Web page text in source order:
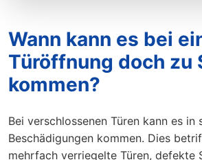
Wann kann es bei
Türöffnung doch zu
kommen?
Bei verschlossenen Türen kann es in
Beschädigungen kommen. Dies
mehrfach verriegelte Türen, defekte